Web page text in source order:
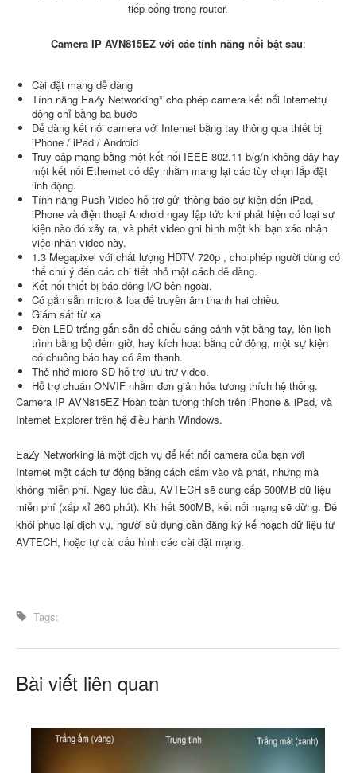
tiếp cổng trong router.
Camera IP AVN815EZ với các tính năng nổi bật sau:
Cài đặt mạng dễ dàng
Tính năng EaZy Networking* cho phép camera kết nối Internettự
động chỉ bằng ba bước
Dễ dàng kết nối camera với Internet bằng tay thông qua thiết bị
iPhone / iPad / Android
Truy cập mạng bằng một kết nối IEEE 802.11 b/g/n không dây hay
một kết nối Ethernet có dây nhằm mang lại các tùy chọn lắp đặt
linh động.
Tính năng Push Video hỗ trợ gửi thông báo sự kiện đến iPad,
iPhone và điện thoại Android ngay lập tức khi phát hiện có loại sự
kiện nào đó xảy ra, và phát video ghi hình một khi bạn xác nhận
việc nhận video này.
1.3 Megapixel với chất lượng HDTV 720p , cho phép người dùng có
thể chú ý đến các chi tiết nhỏ một cách dễ dàng.
Kết nối thiết bị báo động I/O bên ngoài.
Có gắn sẵn micro & loa để truyền âm thanh hai chiều.
Giám sát từ xa
Đèn LED trắng gắn sẵn để chiếu sáng cảnh vật bằng tay, lên lịch
trình bằng bộ đếm giờ, hay kích hoạt bằng cử động, một sự kiện
có chuông báo hay có âm thanh.
Thẻ nhớ micro SD hỗ trợ lưu trữ video.
Hỗ trợ chuẩn ONVIF nhằm đơn giản hóa tương thích hệ thống.
Camera IP AVN815EZ Hoàn toàn tương thích trên iPhone & iPad, và
Internet Explorer trên hệ điều hành Windows.
EaZy Networking là một dịch vụ để kết nối camera của bạn với
Internet một cách tự động bằng cách cắm vào và phát, nhưng mà
không miễn phí. Ngay lúc đầu, AVTECH sẽ cung cấp 500MB dữ liệu
miễn phí (xấp xỉ 260 phút). Khi hết 500MB, kết nối mạng sẽ dừng. Để
khôi phục lại dịch vụ, người sử dụng cần đăng ký kế hoạch dữ liệu từ
AVTECH, hoặc tự cài cấu hình các cài đặt mạng.
Tags:
Bài viết liên quan